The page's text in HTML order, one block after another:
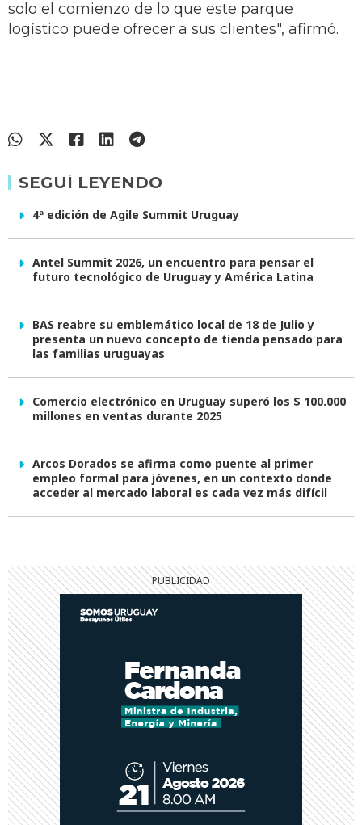
solo el comienzo de lo que este parque
logístico puede ofrecer a sus clientes", afirmó.
SEGUÍ LEYENDO
4ª edición de Agile Summit Uruguay
Antel Summit 2026, un encuentro para pensar el
futuro tecnológico de Uruguay y América Latina
BAS reabre su emblemático local de 18 de Julio y
presenta un nuevo concepto de tienda pensado para
las familias uruguayas
Comercio electrónico en Uruguay superó los $ 100.000
millones en ventas durante 2025
Arcos Dorados se afirma como puente al primer
empleo formal para jóvenes, en un contexto donde
acceder al mercado laboral es cada vez más difícil